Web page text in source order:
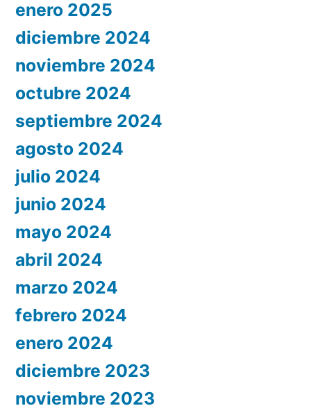
enero 2025
diciembre 2024
noviembre 2024
octubre 2024
septiembre 2024
agosto 2024
julio 2024
junio 2024
mayo 2024
abril 2024
marzo 2024
febrero 2024
enero 2024
diciembre 2023
noviembre 2023